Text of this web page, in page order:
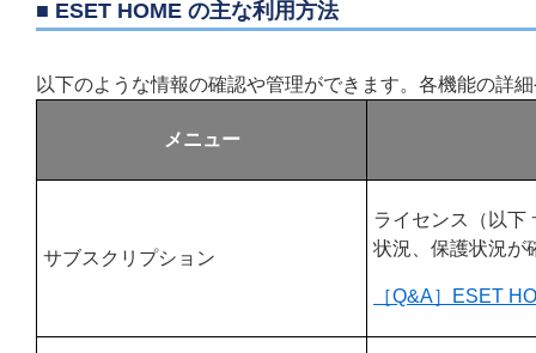
■ ESET HOME の主な利用方法
以下のような情報の確認や管理ができます。各機能の詳
メニュー
サブスクリプション
ライセンス（以下
状況、保護状況が
［Q&A］ESET